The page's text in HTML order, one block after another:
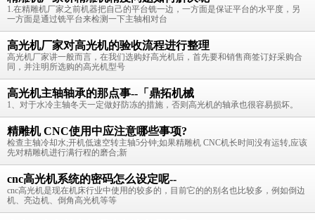
1.在精雕机厂家之前机器把自己的平台铣一边，一方面是保证平台的水平度，另
一方面是通过铣平台来检测一下主轴相对台
高光机厂家对高光机的验收流程进行整理
高光机厂家讲一般而言，在我们选购好高光机后，首先要和销售商签订好采购合
同，并注明所选购的高光机型号
高光机主轴轴承的那点事--「鼎拓机械
1、对于水冷主轴冬天一定做好防冻的措施，否则高光机的轴承也很容易损坏。
精雕机 CNC使用中应注意哪些事项?
检查主轴冷却水;开机低速空转主轴5分钟;如果精雕机 CNC机长时间没有运转,应该
先对精雕机进行满行程的磨合;新
cnc高光机系统的密码怎么设定呢--
cnc高光机是现在机床行业中使用的较多的，目前它的的别名也比较多，例如倒边
机、亮边机、倒角高光机等等